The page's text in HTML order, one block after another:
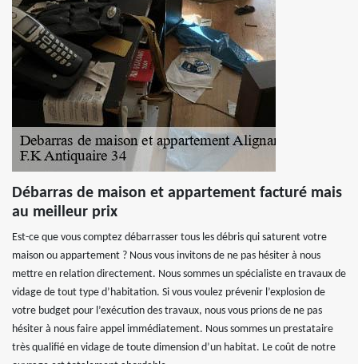
Débarras de maison et appartement facturé mais
au meilleur prix
Est-ce que vous comptez débarrasser tous les débris qui saturent votre
maison ou appartement ? Nous vous invitons de ne pas hésiter à nous
mettre en relation directement. Nous sommes un spécialiste en travaux de
vidage de tout type d’habitation. Si vous voulez prévenir l’explosion de
votre budget pour l’exécution des travaux, nous vous prions de ne pas
hésiter à nous faire appel immédiatement. Nous sommes un prestataire
très qualifié en vidage de toute dimension d’un habitat. Le coût de notre